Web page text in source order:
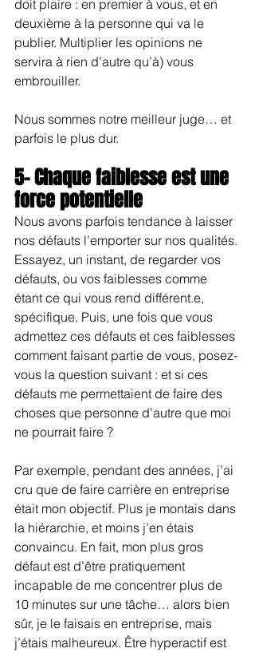
doit plaire : en premier à vous, et en
deuxième à la personne qui va le
publier. Multiplier les opinions ne
servira à rien d’autre qu’à) vous
embrouiller.
Nous sommes notre meilleur juge… et
parfois le plus dur.
5- Chaque faiblesse est une
force potentielle
Nous avons parfois tendance à laisser
nos défauts l’emporter sur nos qualités.
Essayez, un instant, de regarder vos
défauts, ou vos faiblesses comme
étant ce qui vous rend différent.e,
spécifique. Puis, une fois que vous
admettez ces défauts et ces faiblesses
comment faisant partie de vous, posez-
vous la question suivant : et si ces
défauts me permettaient de faire des
choses que personne d’autre que moi
ne pourrait faire ?
Par exemple, pendant des années, j’ai
cru que de faire carrière en entreprise
était mon objectif. Plus je montais dans
la hiérarchie, et moins j’en étais
convaincu. En fait, mon plus gros
défaut est d’être pratiquement
incapable de me concentrer plus de
10 minutes sur une tâche… alors bien
sûr, je le faisais en entreprise, mais
j’étais malheureux. Être hyperactif est